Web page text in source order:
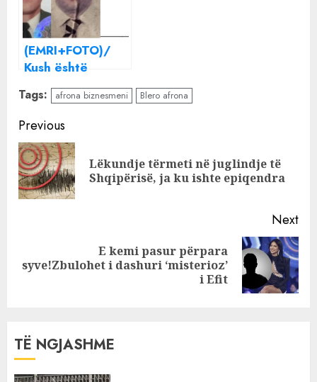
(EMRI+FOTO)/
Kush është
biznesmeni
SHQIPTAR i
arrestuar në
TURQI me
pasaportë dhe
emër RUS!
Tags: afrona biznesmeni Blero afrona
Continue
Reading
Previous
Lëkundje tërmeti në juglindje të
Shqipërisë, ja ku ishte epiqendra
Next
Next
E kemi pasur përpara
syve!Zbulohet i dashuri ‘misterioz’
i Efit
TË NGJASHME